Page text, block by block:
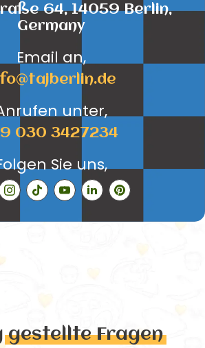
64, 14059 Berlin,
Germany
Email an,
unter,
030 3427234
Sie uns,
gestellte Fragen